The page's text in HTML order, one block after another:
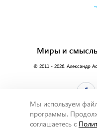
Миры и
© 2011 - 2026. Александр
Мы используем
программы.
соглашаетесь с